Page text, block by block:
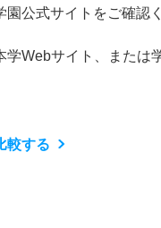
公式サイトをご確認
学Webサイト、または
較する